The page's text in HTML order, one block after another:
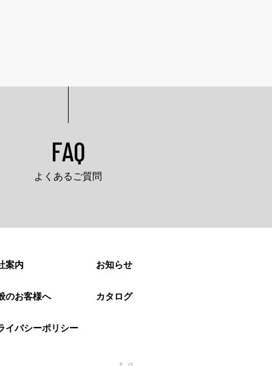
FAQ
よくあるご質問
案内 お知らせ
のお客様へ カタログ
イバシーポリシー